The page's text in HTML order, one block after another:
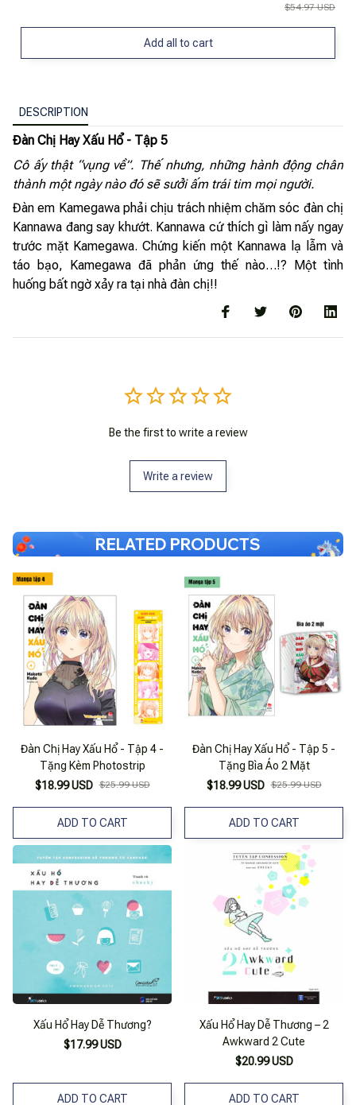
$54.97 USD
Add all to cart
DESCRIPTION
Đàn Chị Hay Xấu Hổ - Tập 5
Cô ấy thật “vụng về”. Thế nhưng, những hành động chân
thành một ngày nào đó sẽ sưởi ấm trái tim mọi người.
Đàn em Kamegawa phải chịu trách nhiệm chăm sóc đàn chị
Kannawa đang say khướt. Kannawa cứ thích gì làm nấy ngay
trước mặt Kamegawa. Chứng kiến một Kannawa lạ lẫm và
táo bạo, Kamegawa đã phản ứng thế nào…!? Một tình
huống bất ngờ xảy ra tại nhà đàn chị!!
Be the first to write a review
Write a review
RELATED PRODUCTS
Đàn Chị Hay Xấu Hổ - Tập 4 -
Tặng Kèm Photostrip
$18.99 USD $25.99 USD
ADD TO CART
Đàn Chị Hay Xấu Hổ - Tập 5 -
Tặng Bìa Áo 2 Mặt
$18.99 USD $25.99 USD
ADD TO CART
Xấu Hổ Hay Dễ Thương?
$17.99 USD
ADD TO CART
Xấu Hổ Hay Dễ Thương – 2
Awkward 2 Cute
$20.99 USD
ADD TO CART